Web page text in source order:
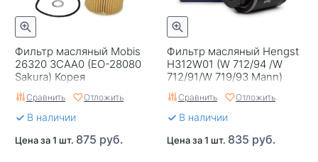
Фильтр масляный Mobis
26320 3CAA0 (EO-28080
Sakura) Корея
Сравнить Отложить
В наличии
Цена за 1 шт. 875 руб.
Фильтр масляный Hengst
H312W01 (W 712/94 /W
712/91/W 719/93 Mann)
Сравнить Отложить
В наличии
Цена за 1 шт. 835 руб.